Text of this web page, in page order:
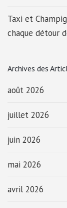
Taxi et
chaque détour
Archives des
août 2026
juillet 2026
juin 2026
mai 2026
avril 2026